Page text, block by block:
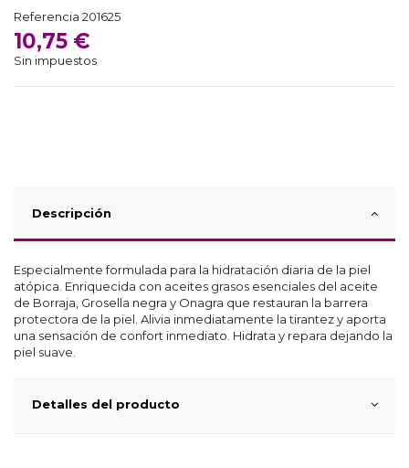
Referencia 201625
10,75 €
Sin impuestos
Descripción
Especialmente formulada para la hidratación diaria de la piel
atópica. Enriquecida con aceites grasos esenciales del aceite
de Borraja, Grosella negra y Onagra que restauran la barrera
protectora de la piel. Alivia inmediatamente la tirantez y aporta
una sensación de confort inmediato. Hidrata y repara dejando la
piel suave.
Detalles del producto